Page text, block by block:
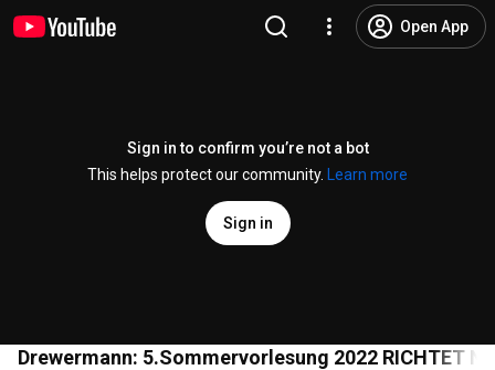
Open App
Sign in to confirm you’re not a bot
This helps protect our community.
Learn more
Sign in
Drewermann: 5.Sommervorlesung 2022 RICHTET